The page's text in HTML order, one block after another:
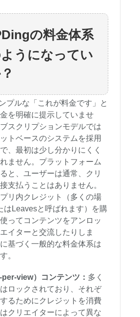
の料金体系
うになってい
プルな「これが料金です」と
を明確に提示していませ
スクリプションモデルでは
トベースのシステムを採用
、最初は少し分かりにくく
ません。プラットフォーム
と、ユーザーは通常、クリ
支払うことはありません。
リ内クレジット（多くの場
はLeavesと呼ばれます）を購
ってコンテンツをアンロッ
イターと交流したりしま
基づく一般的な料金体系は
。
view）コンテンツ： 多く
ロックされており、それぞ
るためにクレジットを消費
クリエイターによって異な